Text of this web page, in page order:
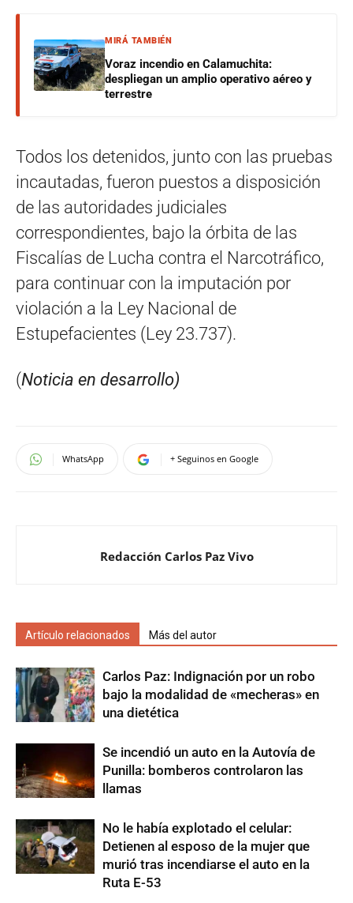
MIRÁ TAMBIÉN
Voraz incendio en Calamuchita:
despliegan un amplio operativo aéreo y
terrestre
Todos los detenidos, junto con las pruebas
incautadas, fueron puestos a disposición
de las autoridades judiciales
correspondientes, bajo la órbita de las
Fiscalías de Lucha contra el Narcotráfico,
para continuar con la imputación por
violación a la Ley Nacional de
Estupefacientes (Ley 23.737).
(Noticia en desarrollo)
WhatsApp + Seguinos en Google
Redacción Carlos Paz Vivo
Artículo relacionados Más del autor
Carlos Paz: Indignación por un robo
bajo la modalidad de «mecheras» en
una dietética
Se incendió un auto en la Autovía de
Punilla: bomberos controlaron las
llamas
No le había explotado el celular:
Detienen al esposo de la mujer que
murió tras incendiarse el auto en la
Ruta E-53